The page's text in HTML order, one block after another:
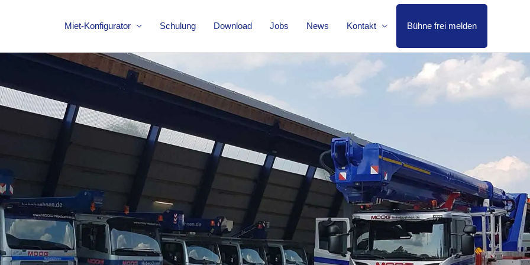
Miet-Konfigurator Schulung Download Jobs News Kontakt Bühne frei melden